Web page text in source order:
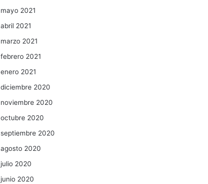
mayo 2021
abril 2021
marzo 2021
febrero 2021
enero 2021
diciembre 2020
noviembre 2020
octubre 2020
septiembre 2020
agosto 2020
julio 2020
junio 2020